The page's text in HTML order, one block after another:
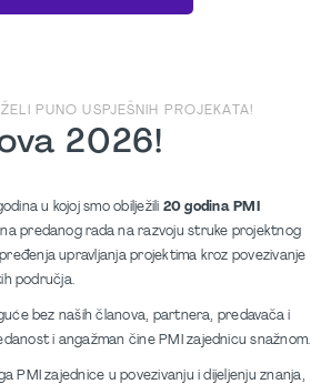
PUNO USPJEŠNIH PROJEKATA!
2026!
u kojoj smo obilježili 20 godina PMI
predanog rada na razvoju struke projektnog
upravljanja projektima kroz povezivanje
područja.
bez naših članova, partnera, predavača i
i angažman čine PMI zajednicu snažnom.
PMI zajednice u povezivanju i dijeljenju znanja,